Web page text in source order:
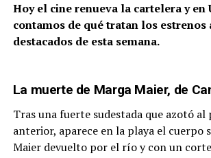
Hoy el cine renueva la cartelera y
contamos de qué tratan los estrenos
destacados de esta semana.
La muerte de Marga Maier, de
Tras una fuerte sudestada que azotó al
anterior, aparece en la playa el cuerpo
Maier devuelto por el río y con un